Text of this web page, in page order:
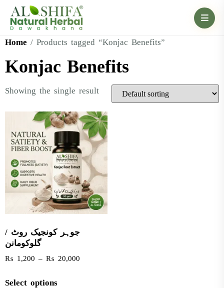
Home / Products tagged “Konjac Benefits”
Konjac Benefits
Showing the single result
جوہر کونجیک روٹ /
گلوکومانن
₨ 1,200 – ₨ 20,000
Select options